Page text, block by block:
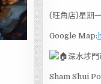
(旺角店)星期
Google Map:
深水埗
Sham Shui